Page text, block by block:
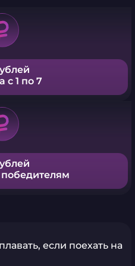
с 1 по 7
если поехать на